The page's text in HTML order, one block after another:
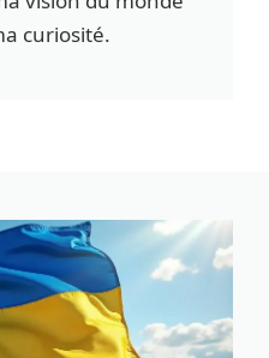
curiosité.